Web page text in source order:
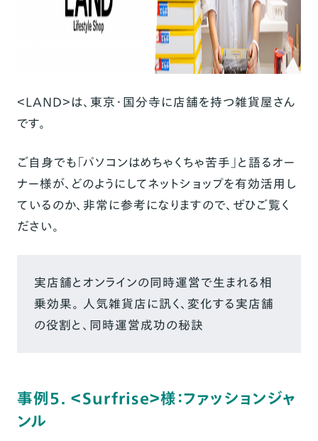
＜LAND＞は、東京・国分寺に店舗を持つ雑貨屋さん
です。
ご自身でも「パソコンはめちゃくちゃ苦手」と語るオー
ナー様が、どのようにしてネットショップを有効活用し
ているのか、非常に参考になりますので、ぜひご覧く
ださい。
実店舗とオンラインの同時運営で生まれる相
乗効果。 人気雑貨店に訊く、変化する実店舗
の役割と、同時運営成功の秘訣
事例5. ＜Surfrise＞様：ファッションジャ
ンル